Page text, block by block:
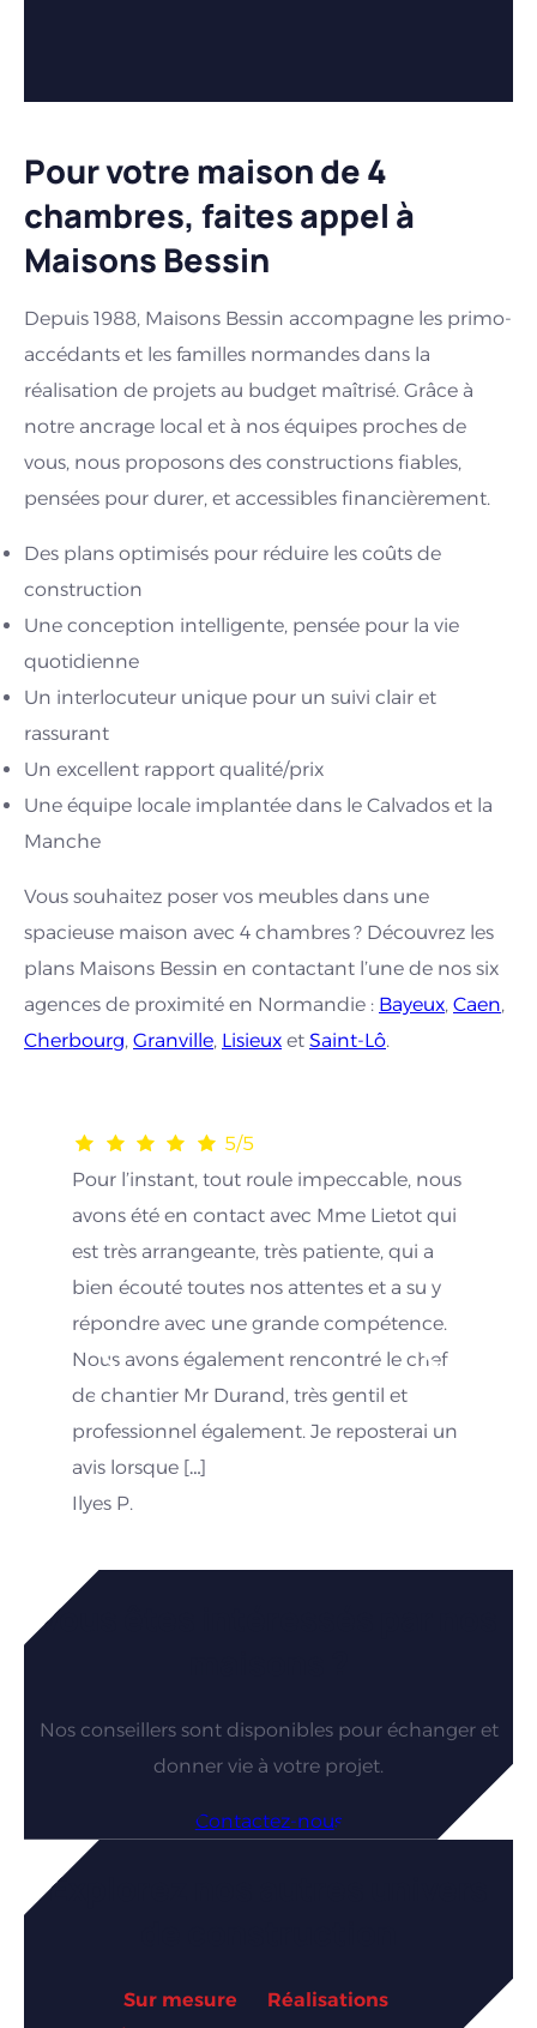
Pour votre maison de 4
chambres, faites appel à
Maisons Bessin
Depuis 1988, Maisons Bessin accompagne les primo-
accédants et les familles normandes dans la
réalisation de projets au budget maîtrisé. Grâce à
notre ancrage local et à nos équipes proches de
vous, nous proposons des constructions fiables,
pensées pour durer, et accessibles financièrement.
Des plans optimisés pour réduire les coûts de
construction
Une conception intelligente, pensée pour la vie
quotidienne
Un interlocuteur unique pour un suivi clair et
rassurant
Un excellent rapport qualité/prix
Une équipe locale implantée dans le Calvados et la
Manche
Vous souhaitez poser vos meubles dans une
spacieuse maison avec 4 chambres ? Découvrez les
plans Maisons Bessin en contactant l’une de nos six
agences de proximité en Normandie : Bayeux, Caen,
Cherbourg, Granville, Lisieux et Saint-Lô.
5/5
Pour l’instant, tout roule impeccable, nous
avons été en contact avec Mme Lietot qui
est très arrangeante, très patiente, qui a
bien écouté toutes nos attentes et a su y
répondre avec une grande compétence.
Nous avons également rencontré le chef
de chantier Mr Durand, très gentil et
professionnel également. Je reposterai un
avis lorsque […]
Ilyes P.
Vous êtes intéressés par nos
Nos conseillers sont disponibles pour échanger et
donner vie à votre projet.
Contactez-nous
Explorez nos autres univers
Sur mesure
Réalisations